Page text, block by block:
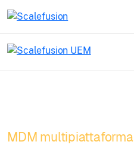
MDM multipiattaforma